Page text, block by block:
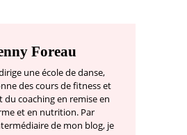
Foreau
une école de danse,
des cours de fitness et
du coaching en remise en
et en nutrition. Par
de mon blog, je